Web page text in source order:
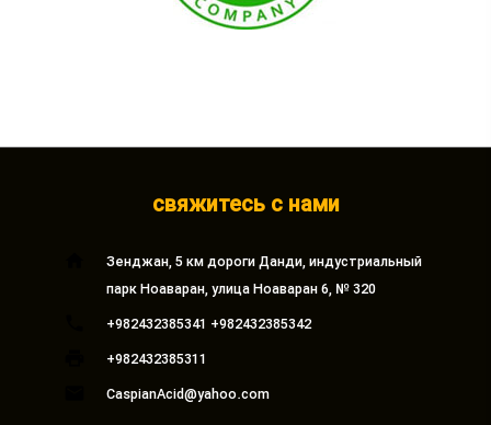
свяжитесь с нами
Зенджан, 5 км дороги Данди, индустриальный
парк Ноаваран, улица Ноаваран 6, № 320
+982432385341 +982432385342
+982432385311
CaspianAcid@yahoo.com